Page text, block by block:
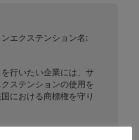
エクステンション名:
行いたい企業には、サ
ステンションの使用を
における商標権を守り
サントメ・プリンシペ